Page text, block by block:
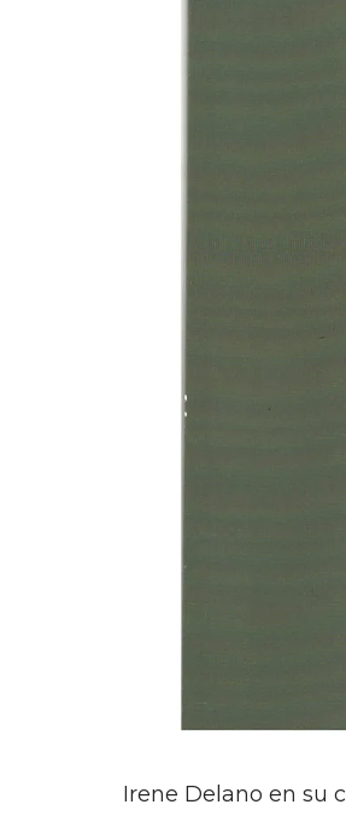
Irene Delano en su